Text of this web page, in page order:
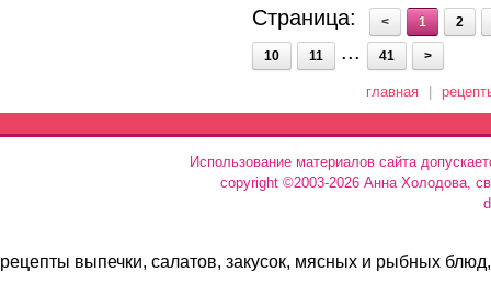
Страница:
< 1 2
10 11 ... 41 >
главная
Использование материалов сайта
copyright ©2003-2026 Анна Холодова,
рецепты выпечки, салатов, закусок, мясных и рыбных